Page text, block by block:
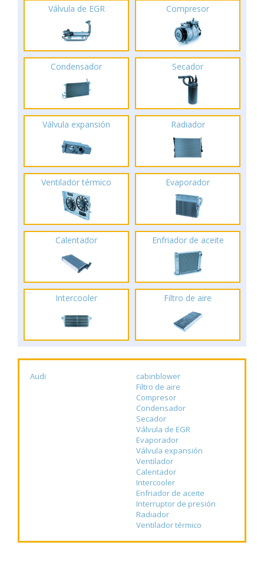
Válvula de EGR Compresor
Condensador Secador
Válvula expansión Radiador
Ventilador térmico Evaporador
Calentador Enfriador de aceite
Intercooler Filtro de aire
Audi
cabinblower
Filtro de aire
Compresor
Condensador
Secador
Válvula de EGR
Evaporador
Válvula expansión
Ventilador
Calentador
Intercooler
Enfriador de aceite
Interruptor de presión
Radiador
Ventilador térmico